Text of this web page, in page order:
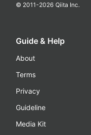
© 2011-2026 Qiita Inc.
Guide & Help
About
Terms
Privacy
Guideline
Media Kit